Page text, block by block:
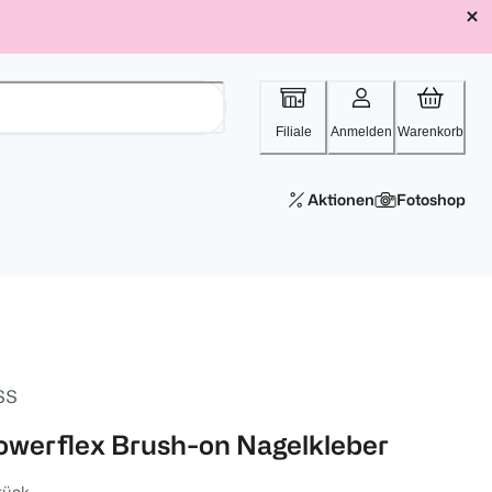
Filiale Anmelden Warenkorb
Aktionen Fotoshop
Brush-on Nagelkleber